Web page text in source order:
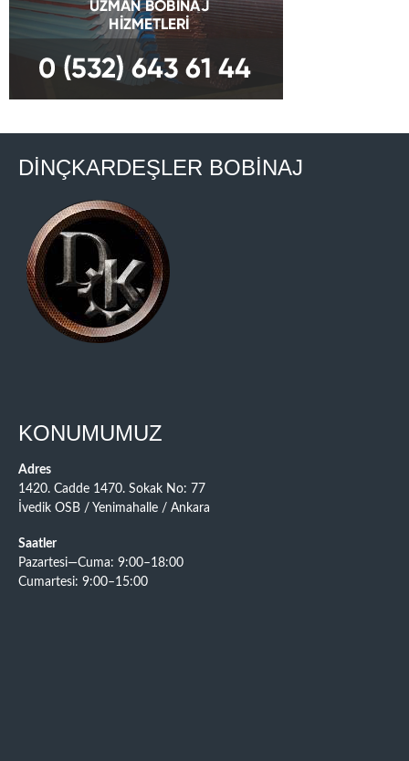
DİNÇKARDEŞLER BOBİNAJ
KONUMUMUZ
Adres
1420. Cadde 1470. Sokak No: 77
İvedik OSB / Yenimahalle / Ankara
Saatler
Pazartesi—Cuma: 9:00–18:00
Cumartesi: 9:00–15:00